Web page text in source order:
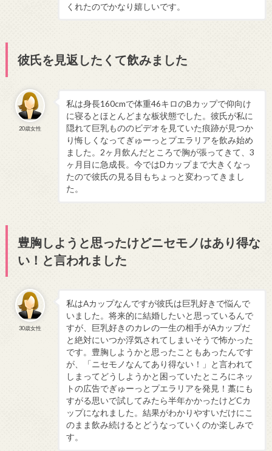
くれたのでかなり嬉しいです。
彼氏を見返したくて飲みました
20歳女性
私は身長160cmで体重46キロのBカップで仰向け
に寝るとほとんどまな板状態でした。彼氏が私に
隠れて巨乳もののビデオを見ていた痕跡が見つか
り悔しくなってぎゅーっとプエラリアを飲み始め
ました。2ヶ月飲んだところで胸が張ってきて、3
ヶ月目に急成長。今ではDカップまで大きくなっ
たので彼氏の見る目もちょっと変わってきまし
た。
豊胸しようと思ったけどニセモノはあり得な
い！と言われました
30歳女性
私はAカップなんですが彼氏は巨乳好きで悩んで
いました。将来的に結婚したいと思っているんで
すが、巨乳好きのカレの一生の相手がAカップだ
と絶対にいつか浮気されてしまいそうで怖かった
です。豊胸しようかと思ったこともあったんです
が、「ニセモノなんてあり得ない！」と言われて
しまってどうしようかと困っていたところにネッ
トの広告でぎゅーっとプエラリアを発見！藁にも
すがる思いで試してみたら半年かかったけどCカ
ップになれました。結果がわかりやすいだけにこ
のまま飲み続けるとどうなっていくのか楽しみで
す。